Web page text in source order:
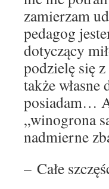
zamierzam
pedagog
dotyczący
podzielę się
także
posiadam…
„winogrona
nadmierne
– Całe